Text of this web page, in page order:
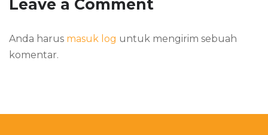
Leave a Comment
Anda harus masuk log untuk mengirim sebuah
komentar.